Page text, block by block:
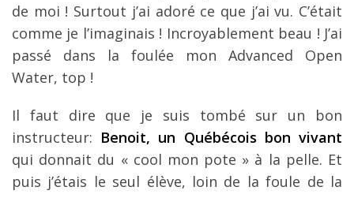
de moi ! Surtout j’ai adoré ce que j’ai vu. C’était
comme je l’imaginais ! Incroyablement beau ! J’ai
passé dans la foulée mon Advanced Open
Water, top !
Il faut dire que je suis tombé sur un bon
instructeur: Benoit, un Québécois bon vivant
qui donnait du « cool mon pote » à la pelle. Et
puis j’étais le seul élève, loin de la foule de la